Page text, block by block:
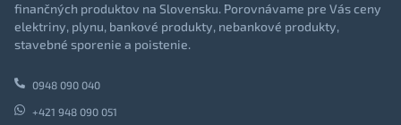
finančných produktov na Slovensku. Porovnávame pre Vás ceny
elektriny, plynu, bankové produkty, nebankové produkty,
stavebné sporenie a poistenie.
0948 090 040
+421 948 090 051